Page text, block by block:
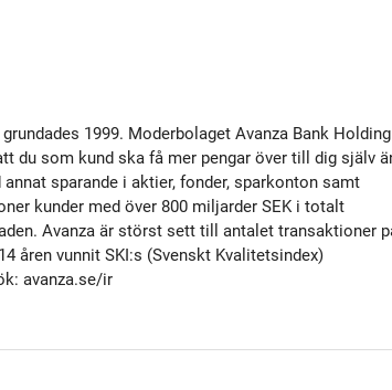
1999. Moderbolaget Avanza Bank Holding
du som kund ska få mer pengar över till dig själv
sparande i aktier, fonder, sparkonton samt
kunder med över 800 miljarder SEK i totalt
Avanza är störst sett till antalet transaktioner
åren vunnit SKI:s (Svenskt Kvalitetsindex)
avanza.se/ir